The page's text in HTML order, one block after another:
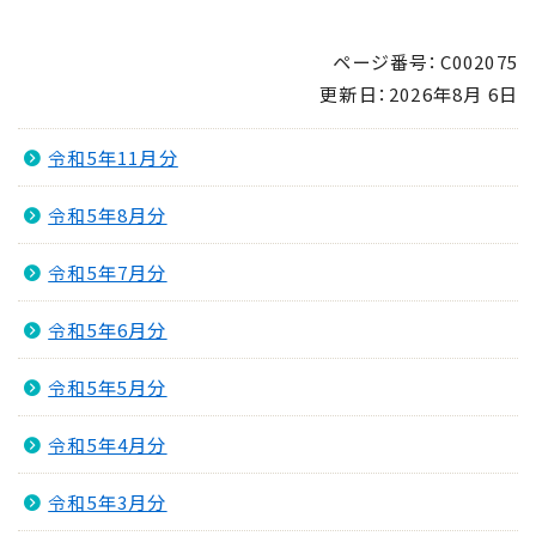
ページ番号：C002075
更新日： 2026年8月 6日
令和5年11月分
令和5年8月分
令和5年7月分
令和5年6月分
令和5年5月分
令和5年4月分
令和5年3月分